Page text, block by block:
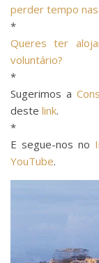
perder tempo nas
*
Queres ter
voluntário?
*
Sugerimos a
deste link.
*
E segue-nos no
YouTube.